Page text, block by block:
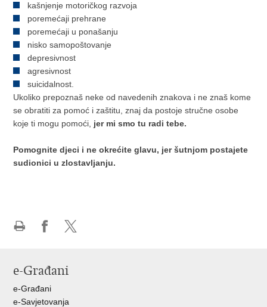
kašnjenje motoričkog razvoja
poremećaji prehrane
poremećaji u ponašanju
nisko samopoštovanje
depresivnost
agresivnost
suicidalnost.
Ukoliko prepoznaš neke od navedenih znakova i ne znaš kome
se obratiti za pomoć i zaštitu, znaj da postoje stručne osobe
koje ti mogu pomoći, jer mi smo tu radi tebe.
Pomognite djeci i ne okrećite glavu, jer šutnjom postajete
sudionici u zlostavljanju.
Facebooku
X-
e-Građani
e-Građani
e-Savjetovanja